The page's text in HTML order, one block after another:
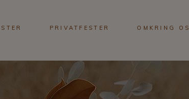
PRIVATFESTER OMKRING OS